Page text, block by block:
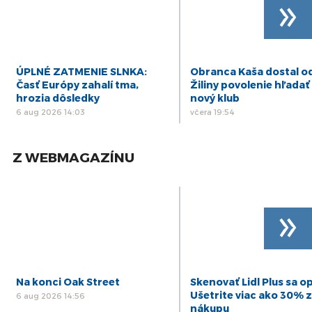
ÚPLNÉ ZATMENIE SLNKA:
Časť Európy zahalí tma,
hrozia dôsledky
6 aug 2026 14:03
Obranca Kaša dostal
Žiliny povolenie hľadať
nový klub
včera 19:54
»
Z WEBMAGAZÍNU
Na konci Oak Street
6 aug 2026 14:56
Skenovať Lidl Plus sa
Ušetrite viac ako 30% z
nákupu
»